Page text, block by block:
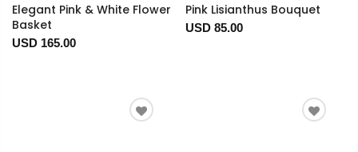
Elegant Pink & White Flower
Basket
USD 165.00
Pink Lisianthus Bouquet
USD 85.00